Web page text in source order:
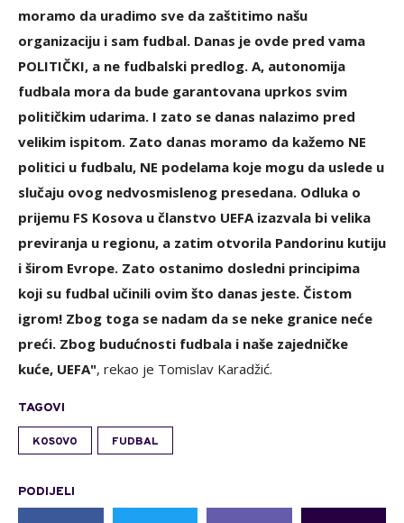
moramo da uradimo sve da zaštitimo našu
organizaciju i sam fudbal. Danas je ovde pred vama
POLITIČKI, a ne fudbalski predlog. A, autonomija
fudbala mora da bude garantovana uprkos svim
političkim udarima. I zato se danas nalazimo pred
velikim ispitom. Zato danas moramo da kažemo NE
politici u fudbalu, NE podelama koje mogu da uslede u
slučaju ovog nedvosmislenog presedana. Odluka o
prijemu FS Kosova u članstvo UEFA izazvala bi velika
previranja u regionu, a zatim otvorila Pandorinu kutiju
i širom Evrope. Zato ostanimo dosledni principima
koji su fudbal učinili ovim što danas jeste. Čistom
igrom! Zbog toga se nadam da se neke granice neće
preći. Zbog budućnosti fudbala i naše zajedničke
kuće, UEFA", rekao je Tomislav Karadžić.
TAGOVI
KOSOVO FUDBAL
PODIJELI